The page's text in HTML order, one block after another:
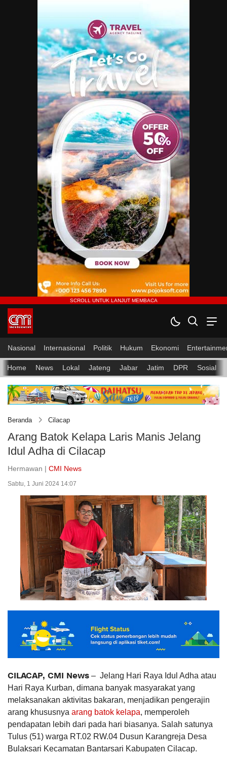
Nasional Internasional Politik Hukum Ekonomi
Home News Lokal Jateng Jabar Jatim DPR Sosial
Beranda Cilacap
Arang Batok Kelapa Laris Manis Jelang
Idul Adha di Cilacap
Hermawan | CMI News
Sabtu, 1 Juni 2024 14:07
CILACAP, CMI News – Jelang Hari Raya Idul Adha atau
Hari Raya Kurban, dimana banyak masyarakat yang
melaksanakan aktivitas bakaran, menjadikan pengerajin
arang khususnya arang batok kelapa, memperoleh
pendapatan lebih dari pada hari biasanya. Salah satunya
Tulus (51) warga RT.02 RW.04 Dusun Karangreja Desa
Bulaksari Kecamatan Bantarsari Kabupaten Cilacap.